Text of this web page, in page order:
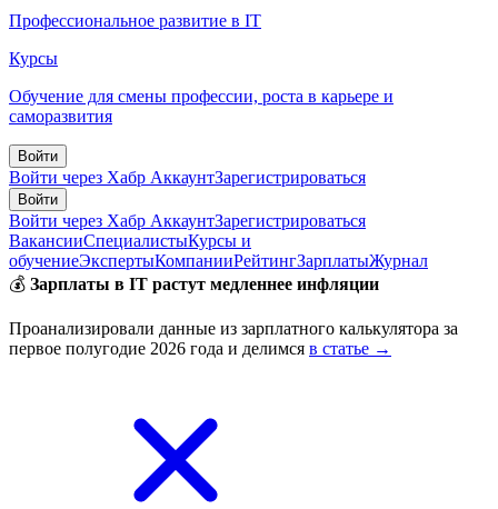
Профессиональное развитие в IT
Курсы
Обучение для смены профессии, роста в карьере и
саморазвития
Войти
Войти через Хабр АккаунтЗарегистрироваться
Войти
Войти через Хабр АккаунтЗарегистрироваться
ВакансииСпециалистыКурсы и
обучениеЭкспертыКомпанииРейтингЗарплатыЖурнал
💰 Зарплаты в IT растут медленнее инфляции
Проанализировали данные из зарплатного калькулятора за
первое полугодие 2026 года и делимся в статье →